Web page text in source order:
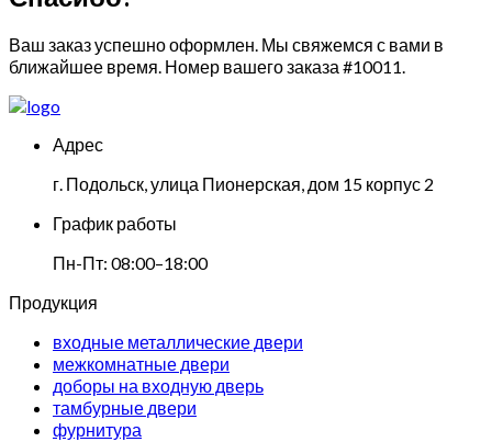
Ваш заказ успешно оформлен. Мы свяжемся с вами в
ближайшее время. Номер вашего заказа #10011.
Адрес
г. Подольск, улица Пионерская, дом 15 корпус 2
График работы
Пн-Пт: 08:00–18:00
Продукция
входные металлические двери
межкомнатные двери
доборы на входную дверь
тамбурные двери
фурнитура